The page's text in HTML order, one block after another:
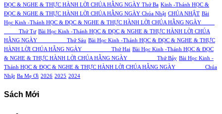
ĐỌC & NGHE & THỰC HÀNH LỜI CHÚA HẰNG NGÀY Thứ Ba Kinh -Thánh HỌC &
ĐỌC & NGHE & THỰC HÀNH LỜI CHÚA HẰNG NGÀY Chúa Nhật CHÚA NHẬT Bài
Học Kinh -Thánh HỌC & ĐỌC & NGHE & THỰC HÀNH LỜI CHÚA HẰNG NGÀY
Thứ Tư Bài Học Kinh -Thánh HỌC & ĐỌC & NGHE & THỰC HÀNH LỜI CHÚA
HẰNG NGÀY Thứ Sáu Bài Học Kinh -Thánh HỌC & ĐỌC & NGHE & THỰC
HÀNH LỜI CHÚA HẰNG NGÀY Thứ Hai Bài Học Kinh -Thánh HỌC & ĐỌC
& NGHE & THỰC HÀNH LỜI CHÚA HẰNG NGÀY Thứ Bảy Bài Học Kinh -
Thánh HỌC & ĐỌC & NGHE & THỰC HÀNH LỜI CHÚA HẰNG NGÀY Chúa
Nhật Ba Mẹ Ơi 2026 2025 2024
Sách Mới